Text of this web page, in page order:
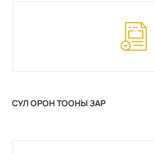
СУЛ ОРОН ТООНЫ ЗАР